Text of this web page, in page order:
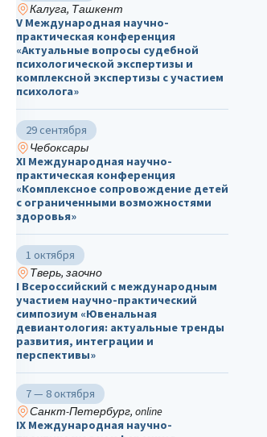
Калуга, Ташкент
V Международная научно-
практическая конференция
«Актуальные вопросы судебной
психологической экспертизы и
комплексной экспертизы с участием
психолога»
29 сентября
Чебоксары
ХΙ Международная научно-
практическая конференция
«Комплексное сопровождение детей
с ограниченными возможностями
здоровья»
1 октября
Тверь, заочно
I Всероссийский с международным
участием научно-практический
симпозиум «Ювенальная
девиантология: актуальные тренды
развития, интеграции и
перспективы»
7 — 8 октября
Санкт-Петербург, online
IX Международная научно-